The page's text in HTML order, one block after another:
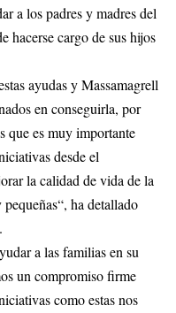
a los padres y madres del
hacerse cargo de sus hijos
ayudas y Massamagrell
en conseguirla, por
que es muy importante
desde el
la calidad de vida de la
ha detallado
a las familias en su
un compromiso firme
como estas nos